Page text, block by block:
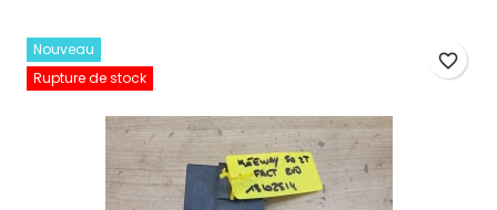
Nouveau
Rupture de stock
favorite_border